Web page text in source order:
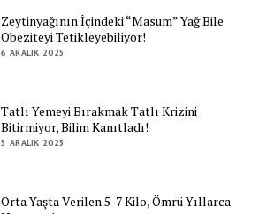
Zeytinyağının İçindeki “Masum” Yağ Bile
Obeziteyi Tetikleyebiliyor!
6 ARALIK 2025
Tatlı Yemeyi Bırakmak Tatlı Krizini
Bitirmiyor, Bilim Kanıtladı!
5 ARALIK 2025
Orta Yaşta Verilen 5-7 Kilo, Ömrü Yıllarca